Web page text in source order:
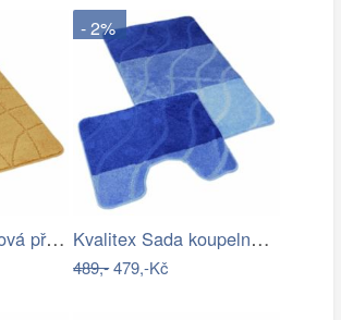
Kvalitex Koupelnová předložka Labyrint…
- 2%
Kvalitex Sada koupelnových předložek…
489,-479,-Kč